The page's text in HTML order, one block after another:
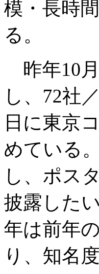
模・長時
る。
昨年10
し、72社
日に東京
めている
し、ポス
披露した
年は前年
り、知名